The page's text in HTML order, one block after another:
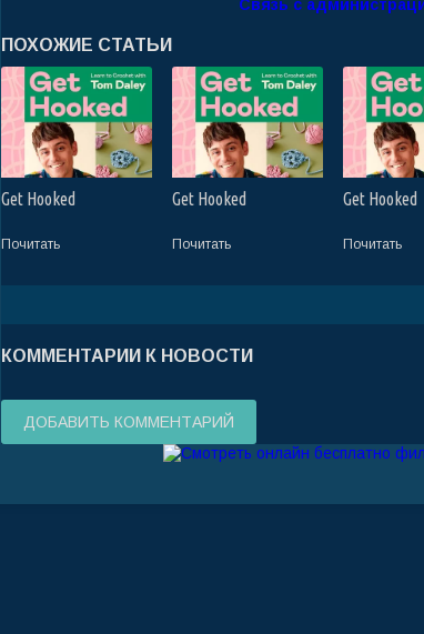
Связь с
ПОХОЖИЕ СТАТЬИ
Get Hooked
Почитать
Get Hooked
Почитать
Get Hooked
Почитать
КОММЕНТАРИИ К НОВОСТИ
ДОБАВИТЬ КОММЕНТАРИЙ